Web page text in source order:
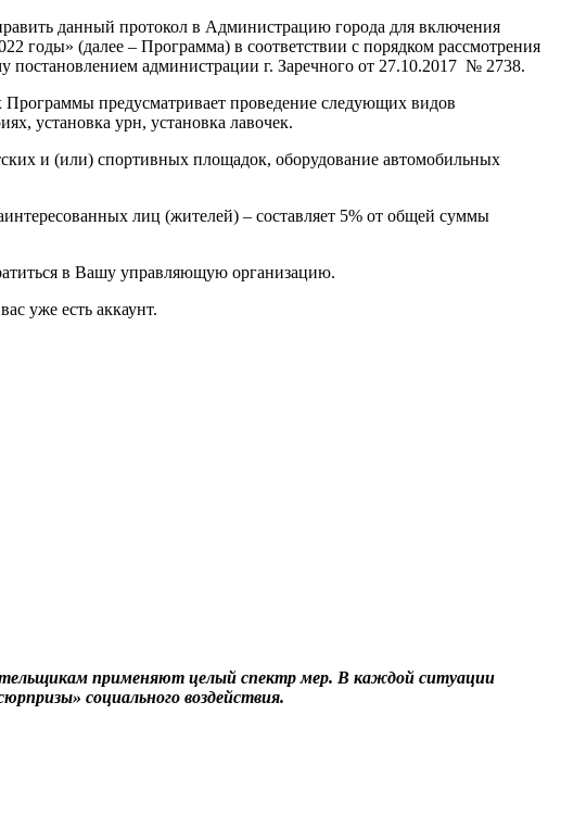
данный протокол в Администрацию города для включения
(далее – Программа) в соответствии с порядком рассмотрения
администрации г. Заречного от 27.10.2017 № 2738.
предусматривает проведение следующих видов
установка урн, установка лавочек.
и (или) спортивных площадок, оборудование автомобильных
лиц (жителей) – составляет 5% от общей суммы
в Вашу управляющую организацию.
уже есть аккаунт.
применяют целый спектр мер. В каждой ситуации
социального воздействия.